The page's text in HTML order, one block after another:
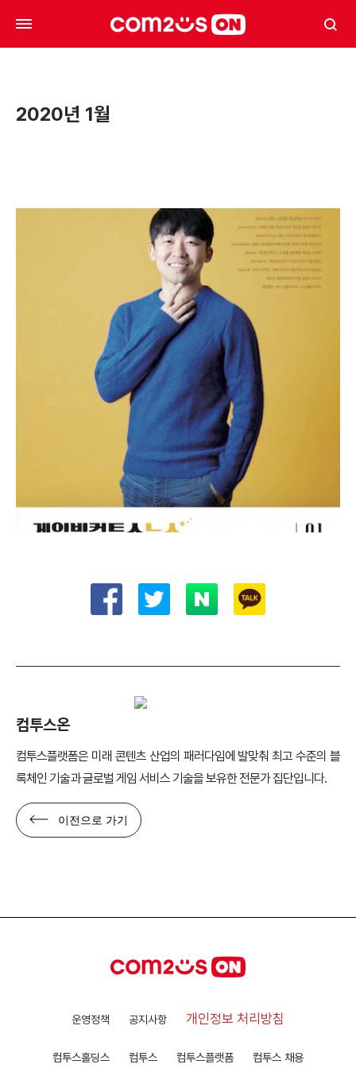
2020년 1월
컴투스온
컴투스플랫폼은 미래 콘텐츠 산업의 패러다임에 발맞춰 최고 수준의 블
록체인 기술과 글로벌 게임 서비스 기술을 보유한 전문가 집단입니다.
이전으로 가기
운영정책 공지사항 개인정보 처리방침
컴투스홀딩스 컴투스 컴투스플랫폼 컴투스 채용